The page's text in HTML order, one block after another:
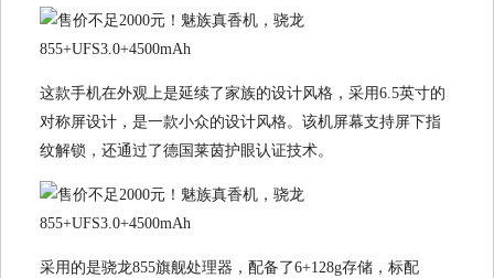
这款手机在外观上是延续了家族的设计风格，采用6.5英寸的
对称屏设计，是一款小众的设计风格。该机屏幕支持屏下指
纹解锁，还通过了德国莱茵护眼认证技术。
采用的是骁龙855旗舰处理器，配备了6+128g存储，标配